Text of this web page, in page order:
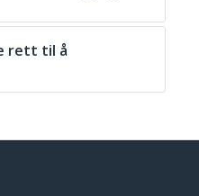
rett til å